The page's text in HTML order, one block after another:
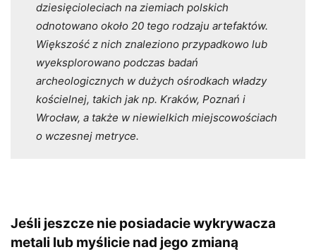
dziesięcioleciach na ziemiach polskich
odnotowano około 20 tego rodzaju artefaktów.
Większość z nich znaleziono przypadkowo lub
wyeksplorowano podczas badań
archeologicznych w dużych ośrodkach władzy
kościelnej, takich jak np. Kraków, Poznań i
Wrocław, a także w niewielkich miejscowościach
o wczesnej metryce.
Jeśli jeszcze nie posiadaciewykrywacza
metali lub myślicie nad jego zmianą